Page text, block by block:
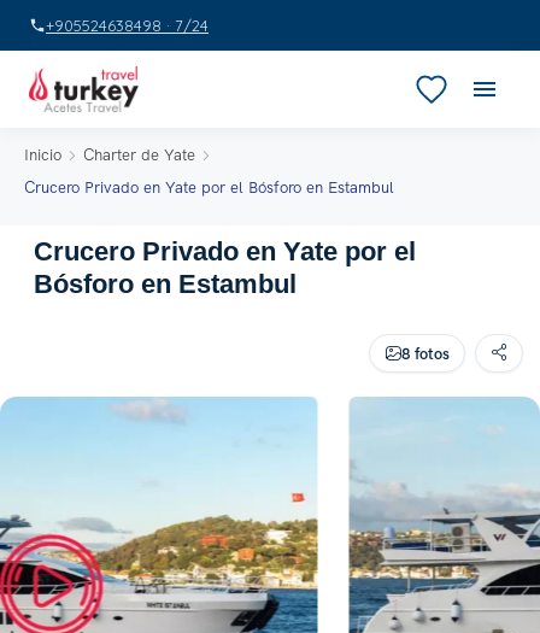
+905524638498 · 7/24
Inicio
Charter de Yate
Crucero Privado en Yate por el Bósforo en Estambul
Crucero Privado en Yate por el
Bósforo en Estambul
8 fotos